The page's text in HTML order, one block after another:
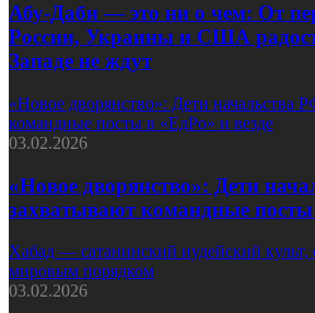
Абу-Даби — это ни о чем: От
России, Украины и США
Западе не ждут
«Новое дворянство»: Дети начальства
командные посты в «ЕдРо» и везде
03.02.2026
«Новое дворянство»: Дети
захватывают командные посты
Хабад — сатанинский иудейский
мировым порядком
03.02.2026